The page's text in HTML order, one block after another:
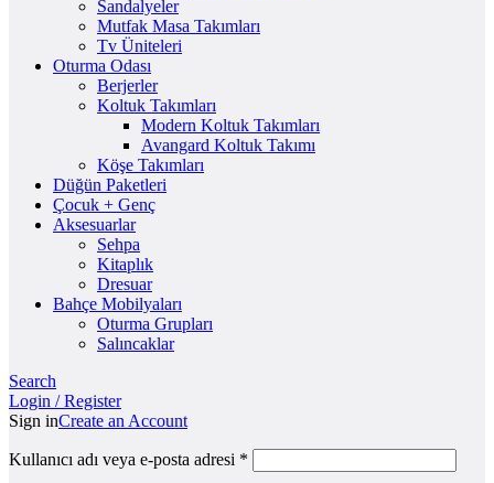
Sandalyeler
Mutfak Masa Takımları
Tv Üniteleri
Oturma Odası
Berjerler
Koltuk Takımları
Modern Koltuk Takımları
Avangard Koltuk Takımı
Köşe Takımları
Düğün Paketleri
Çocuk + Genç
Aksesuarlar
Sehpa
Kitaplık
Dresuar
Bahçe Mobilyaları
Oturma Grupları
Salıncaklar
Search
Login / Register
Sign inCreate an Account
Kullanıcı adı veya e-posta adresi *